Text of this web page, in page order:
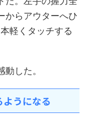
からアウターへひ
軽くタッチする
した。
うになる